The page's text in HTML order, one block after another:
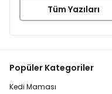
Tüm Yazıları
Popüler Kategoriler
Kedi Maması